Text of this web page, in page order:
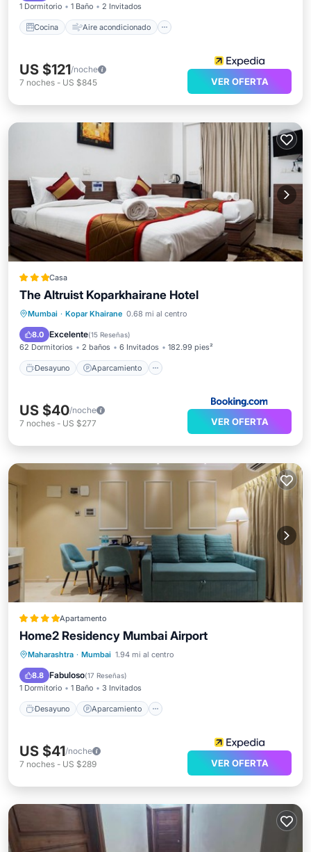
1 Dormitorio 1 Baño 2 Invitados
Cocina Aire acondicionado
US $121/noche
7 noches - US $845 VER OFERTA
Casa
The Altruist Koparkhairane Hotel
Mumbai · Kopar Khairane 0.68 mi al centro
8.0 Excelente(15 Reseñas)
62 Dormitorios 2 baños 6 Invitados 182.99 pies²
Desayuno Aparcamiento
Desayuno
Aparcamiento
Balcón/Terraza
US $40/noche
7 noches - US $277 VER OFERTA
Apartamento
Home2 Residency Mumbai Airport
Maharashtra · Mumbai 1.94 mi al centro
8.8 Fabuloso(17 Reseñas)
1 Dormitorio 1 Baño 3 Invitados
Desayuno Aparcamiento
Desayuno
Aparcamiento
Aire acondicionado
US $41/noche
7 noches - US $289 VER OFERTA